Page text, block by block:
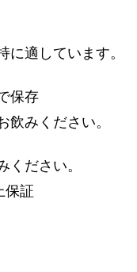
適しています。
保存
みください。
ください。
保証